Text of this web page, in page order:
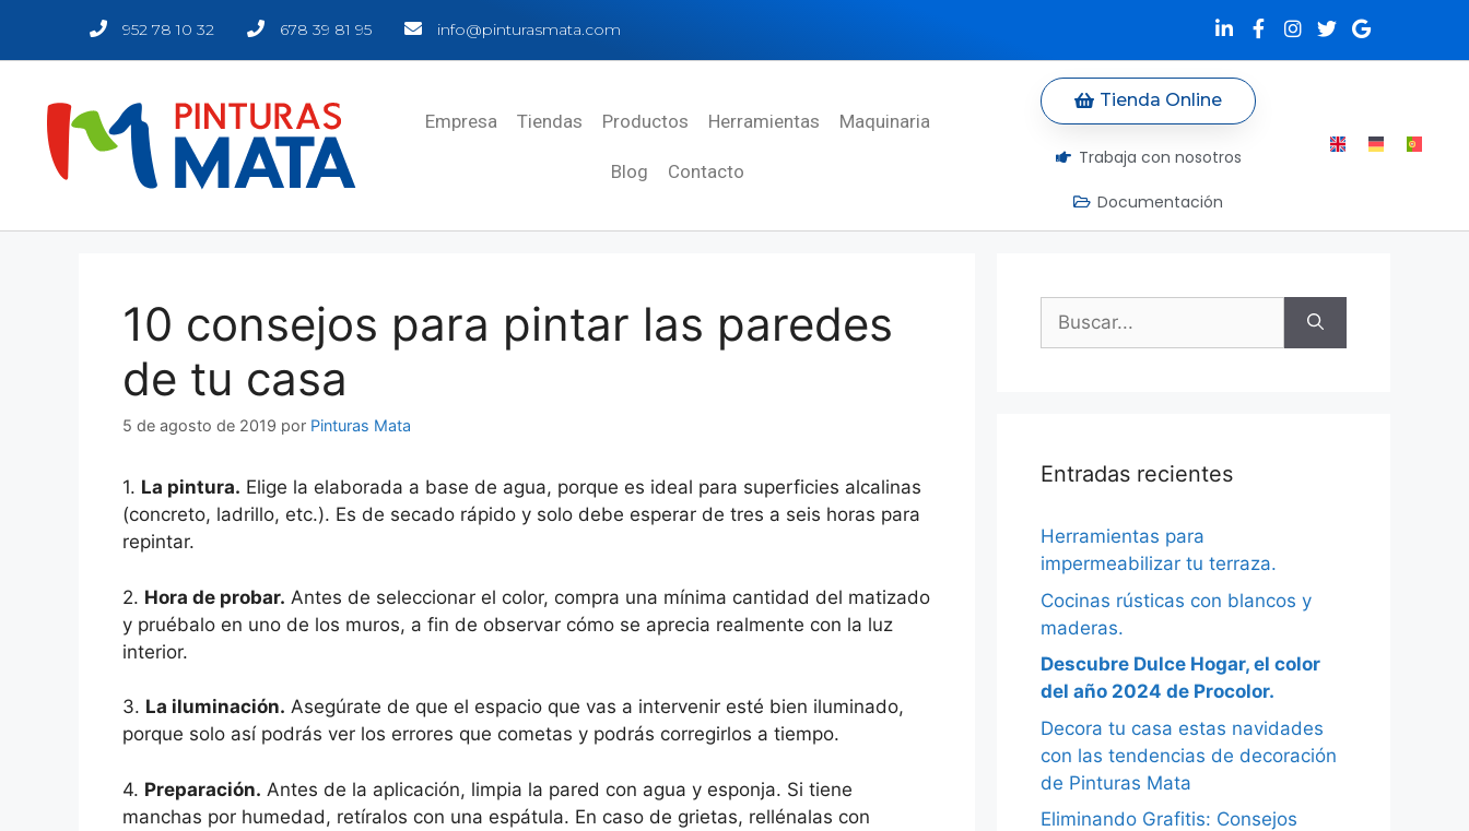
952 78 10 32 678 39 81 95 info@pinturasmata.com
Empresa Tiendas Productos Herramientas Maquinaria
Blog Contacto
Tienda Online
Trabaja con nosotros
Documentación
10 consejos para pintar las paredes
de tu casa
5 de agosto de 2019 por Pinturas Mata
1. La pintura. Elige la elaborada a base de agua, porque es ideal para superficies alcalinas
(concreto, ladrillo, etc.). Es de secado rápido y solo debe esperar de tres a seis horas para
repintar.
2. Hora de probar. Antes de seleccionar el color, compra una mínima cantidad del matizado
y pruébalo en uno de los muros, a fin de observar cómo se aprecia realmente con la luz
interior.
3. La iluminación. Asegúrate de que el espacio que vas a intervenir esté bien iluminado,
porque solo así podrás ver los errores que cometas y podrás corregirlos a tiempo.
4. Preparación. Antes de la aplicación, limpia la pared con agua y esponja. Si tiene
manchas por humedad, retíralos con una espátula. En caso de grietas, rellénalas con
Entradas recientes
Herramientas para
impermeabilizar tu terraza.
Cocinas rústicas con blancos y
maderas.
Descubre Dulce Hogar, el color
del año 2024 de Procolor.
Decora tu casa estas navidades
con las tendencias de decoración
de Pinturas Mata
Eliminando Grafitis: Consejos